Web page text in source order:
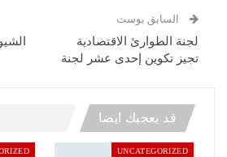
السابق بوست
لجنة الطوارئ الاقتصادية
تجيز تكوين إحدى عشر لجنة
قد يعجبك ايضا
UNCATEGORIZED